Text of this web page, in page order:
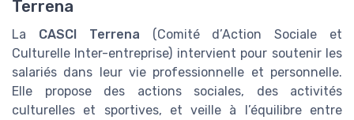
Terrena
La CASCI Terrena (Comité d’Action Sociale et
Culturelle Inter-entreprise) intervient pour soutenir les
salariés dans leur vie professionnelle et personnelle.
Elle propose des actions sociales, des activités
culturelles et sportives, et veille à l’équilibre entre